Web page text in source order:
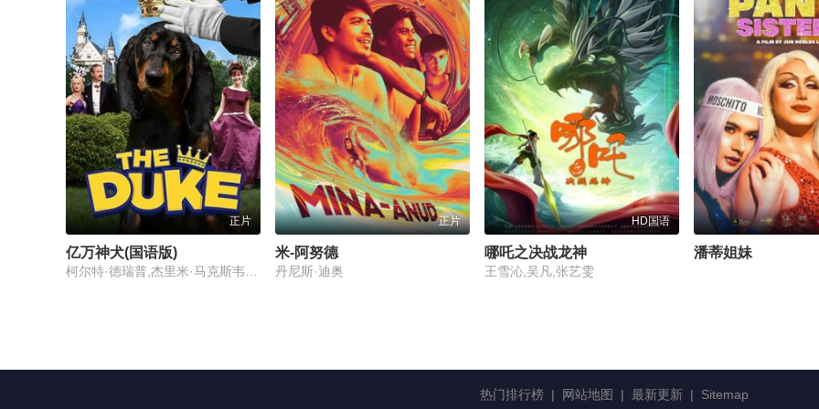
正片
亿万神犬(国语版)
正片
米-阿努德
丹尼斯·迪奥
HD国语
哪吒之决战龙神
王雪沁,吴凡,张艺雯
潘蒂姐妹
热门排行榜 | 网站地图 | 最新更新 | Sitemap